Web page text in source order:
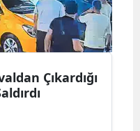
Çıkardığı